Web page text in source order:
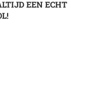
EEN ECHT